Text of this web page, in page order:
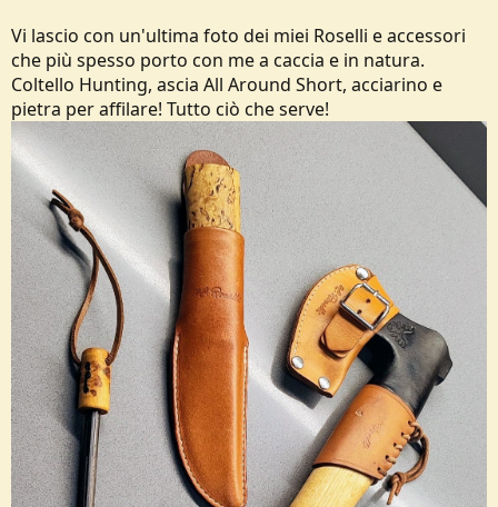
Vi lascio con un'ultima foto dei miei Roselli e accessori
che più spesso porto con me a caccia e in natura.
Coltello Hunting, ascia All Around Short, acciarino e
pietra per affilare! Tutto ciò che serve!